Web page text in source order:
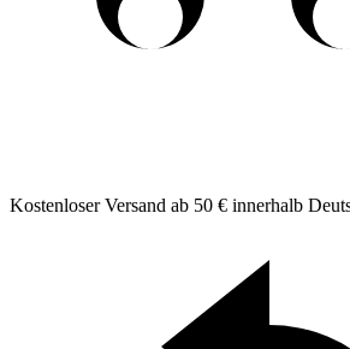
Kostenloser Versand ab 50 € innerhalb